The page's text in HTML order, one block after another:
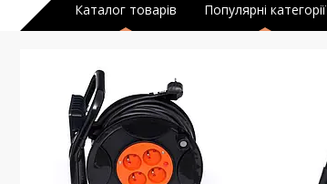
Каталог товарів Популярні категорії